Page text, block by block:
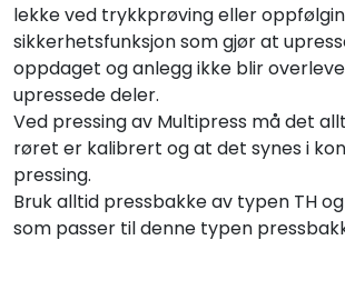
lekke ved trykkprøving eller
sikkerhetsfunksjon som gjør at
oppdaget og anlegg ikke blir
upressede deler.
Ved pressing av Multipress må det
røret er kalibrert og at det synes i
pressing.
Bruk alltid pressbakke av typen TH
som passer til denne typen